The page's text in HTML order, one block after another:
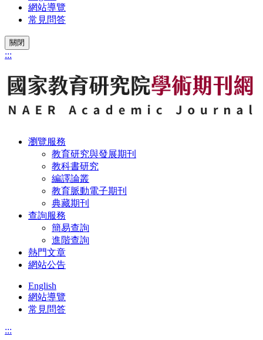
網站導覽
常見問答
關閉
:::
瀏覽服務
教育研究與發展期刊
教科書研究
編譯論叢
教育脈動電子期刊
典藏期刊
查詢服務
簡易查詢
進階查詢
熱門文章
網站公告
English
網站導覽
常見問答
:::